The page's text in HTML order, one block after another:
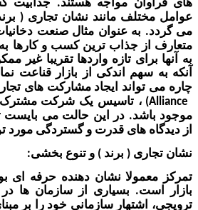
.
مانند نشان تجاری( برند)
.به عنوان مثال صنعت دخانیات یا
از جذاب ترین کسب و کارها به شمار
برای تازه واردها تقریبا غیر ممکن به
سهم اندکی از بازار قناعت نمایند.در
تواند ایجاد مشارکت های تجاری
)، تاسیس یک شرکت مشترک یا
.در این حالت می بایست تحلیل
های قدرت و گستردگی مورد توجه ویژه
( برند ) و تنوع بخشی:
نشان دهنده حرفه ای بودن یک
.
بسیاری از سازمان ها در سیاست
اشتهار سازمانی خود را بر مبنای